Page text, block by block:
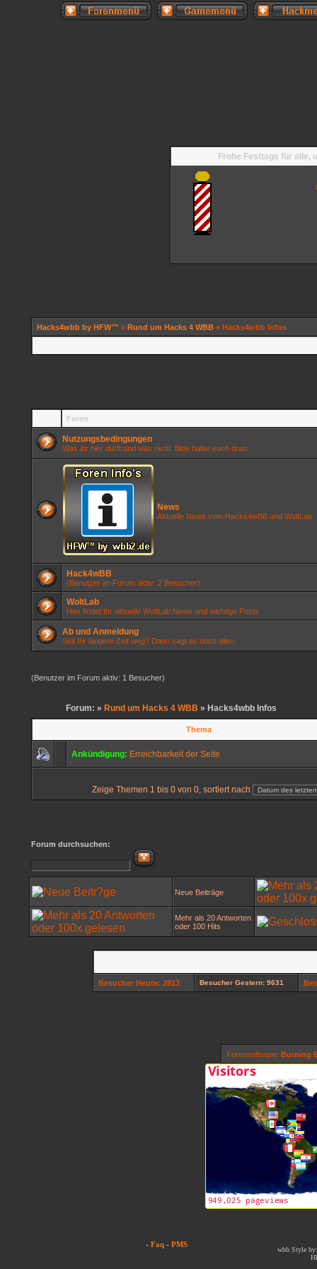
Frohe Festtage für alle,
Hacks4wbb by HFW™ » Rund um Hacks 4 WBB » Hacks4wbb Infos
Foren
Nutzungsbedingungen
Was ihr hier dürft und was nicht. Bitte haltet euch dran.
News
Aktuelle News vom Hacks4wBB und WoltLab
Hack4wBB
(Benutzer im Forum aktiv: 2 Besucher)
WoltLab
Hier findet Ihr aktuelle WoltLab News und wichtige Posts
Ab und Anmeldung
Seit Ihr längere Zeit weg? Dann sagt es doch allen.
(Benutzer im Forum aktiv: 1 Besucher)
Forum: » Rund um Hacks 4 WBB » Hacks4wbb Infos
Thema
Ankündigung: Erreichbarkeit der Seite
Zeige Themen 1 bis 0 von 0, sortiert nach
Forum durchsuchen:
Neue Beiträge
Mehr als 20 Antworten
oder 100 Hits
Besucher Heute: 2813 Besucher Gestern: 9631
Forensoftware: Burning
- Faq - PMS
wbb Style